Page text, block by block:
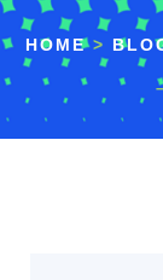
HOME>